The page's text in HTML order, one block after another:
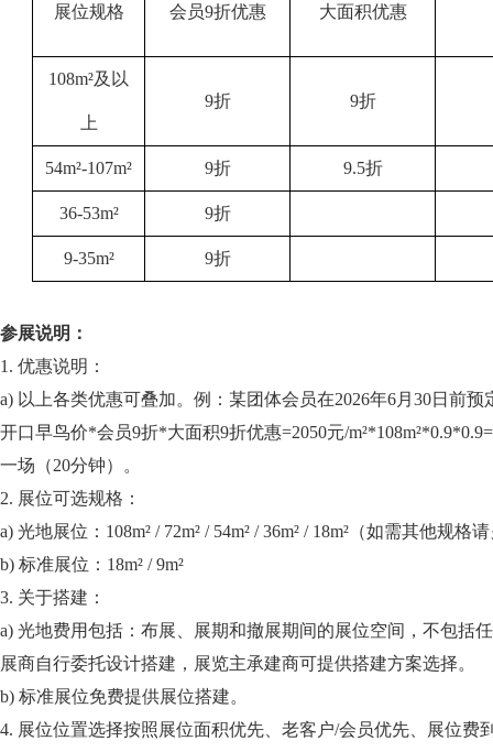
展位规格 会员9折优惠 大面积优惠
108m²及以
上
9折 9折
54m²-107m² 9折 9.5折
36-53m² 9折
9-35m² 9折
参展说明：
1. 优惠说明：
a) 以上各类优惠可叠加。例：某团体会员在2026年6月30日前预
开口早鸟价*会员9折*大面积9折优惠=2050元/
一场（20分钟）。
2. 展位可选规格：
a) 光地展位：108m² / 72m² / 54m² / 36m² / 18m²（如需其他规格
b) 标准展位：18m² / 9m²
3. 关于搭建：
a) 光地费用包括：布展、展期和撤展期间的展位空间，不包括
展商自行委托设计搭建，展览主承建商可提供搭建方案选择。
b) 标准展位免费提供展位搭建。
4. 展位位置选择按照展位面积优先、老客户/会员优先、展位费